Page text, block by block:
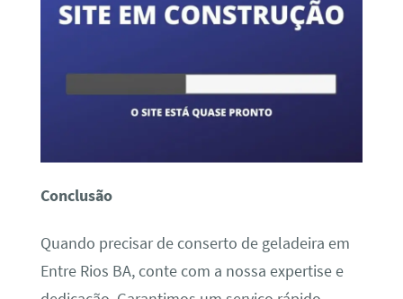
Conclusão
Quando precisar de conserto de geladeira em
Entre Rios BA, conte com a nossa expertise e